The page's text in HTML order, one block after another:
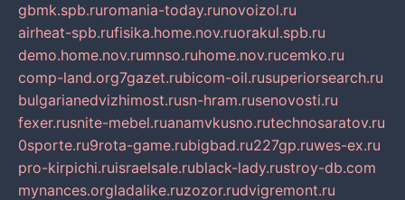
gbmk.spb.ruromania-today.runovoizol.ru
airheat-spb.rufisika.home.nov.ruorakul.spb.ru
demo.home.nov.rumnso.ruhome.nov.rucemko.ru
comp-land.org7gazet.rubicom-oil.rusuperiorsearch.ru
bulgarianedvizhimost.rusn-hram.rusenovosti.ru
fexer.rusnite-mebel.ruanamvkusno.rutechnosaratov.ru
0sporte.ru9rota-game.rubigbad.ru227gp.ruwes-ex.ru
pro-kirpichi.ruisraelsale.rublack-lady.rustroy-db.com
mynances.orgladalike.ruzozor.rudvigremont.ru